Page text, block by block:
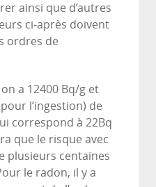
ainsi que d’autres
ci-après doivent
ordres de
a 12400 Bq/g et
l’ingestion) de
correspond à 22Bq
que le risque avec
plusieurs centaines
le radon, il y a